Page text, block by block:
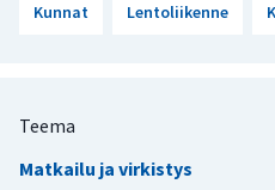
Kunnat Lentoliikenne
Teema
Matkailu ja virkistys